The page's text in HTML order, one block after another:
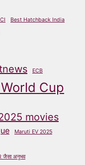
Best Hatchback India
ECB
Cup
movies
Maruti EV 2025
जैसा अनुभव